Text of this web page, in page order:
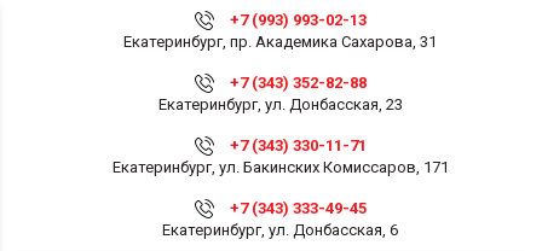
+7 (993) 993-02-13
Екатеринбург, пр. Академика Сахарова, 31
+7 (343) 352-82-88
Екатеринбург, ул. Донбасская, 23
+7 (343) 330-11-71
Екатеринбург, ул. Бакинских Комиссаров, 171
+7 (343) 333-49-45
Екатеринбург, ул. Донбасская, 6